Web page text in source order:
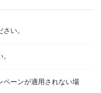
い。
ペーンが適用されない場